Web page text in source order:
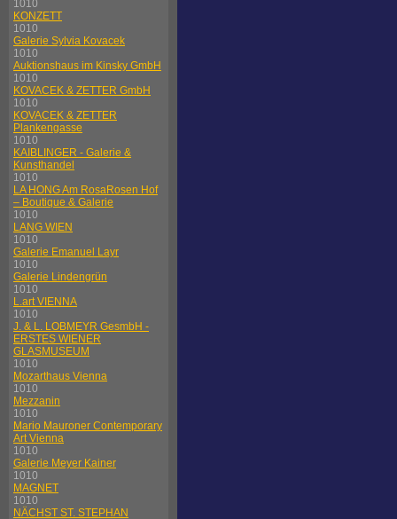
1010
KONZETT
1010
Galerie Sylvia Kovacek
1010
Auktionshaus im Kinsky GmbH
1010
KOVACEK & ZETTER GmbH
1010
KOVACEK & ZETTER
Plankengasse
1010
KAIBLINGER - Galerie &
Kunsthandel
1010
LA HONG Am RosaRosen Hof
– Boutique & Galerie
1010
LANG WIEN
1010
Galerie Emanuel Layr
1010
Galerie Lindengrün
1010
L.art VIENNA
1010
J. & L. LOBMEYR GesmbH -
ERSTES WIENER
GLASMUSEUM
1010
Mozarthaus Vienna
1010
Mezzanin
1010
Mario Mauroner Contemporary
Art Vienna
1010
Galerie Meyer Kainer
1010
MAGNET
1010
NÄCHST ST. STEPHAN